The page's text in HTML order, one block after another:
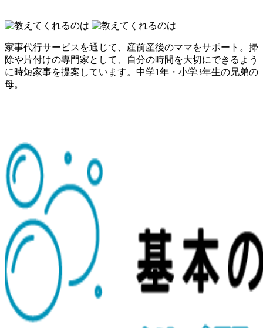
家事代行サービスを通じて、産前産後のママをサポート。掃
除や片付けの専門家として、自分の時間を大切にできるよう
に時短家事を提案しています。中学1年・小学3年生の兄弟の
母。